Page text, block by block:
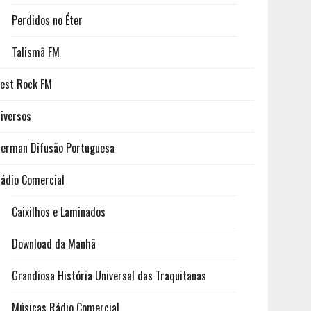
Perdidos no Éter
Talismã FM
Rock FM
Difusão Portuguesa
Comercial
Caixilhos e Laminados
Download da Manhã
Grandiosa História Universal das Traquitanas